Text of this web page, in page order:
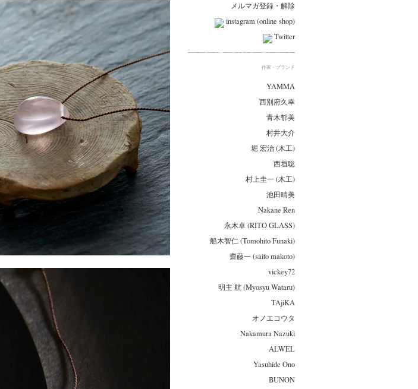
メルマガ登録・解除
instagram (online shop)
Twitter
作家・ブランド
YAMMA
西別府久幸
青木郁美
村井大介
堀 宏治 (木工)
西垣聡
村上圭一 (木工)
池田晴美
Nakane Ren
永木卓 (RITO GLASS)
船木智仁 (Tomohito Funaki)
齋藤一 (saito makoto)
vickey72
明主 航 (Myosyu Wataru)
TAjiKA
オノエコウタ
Nakamura Nazuki
ALWEL
Yasuhide Ono
BUNON